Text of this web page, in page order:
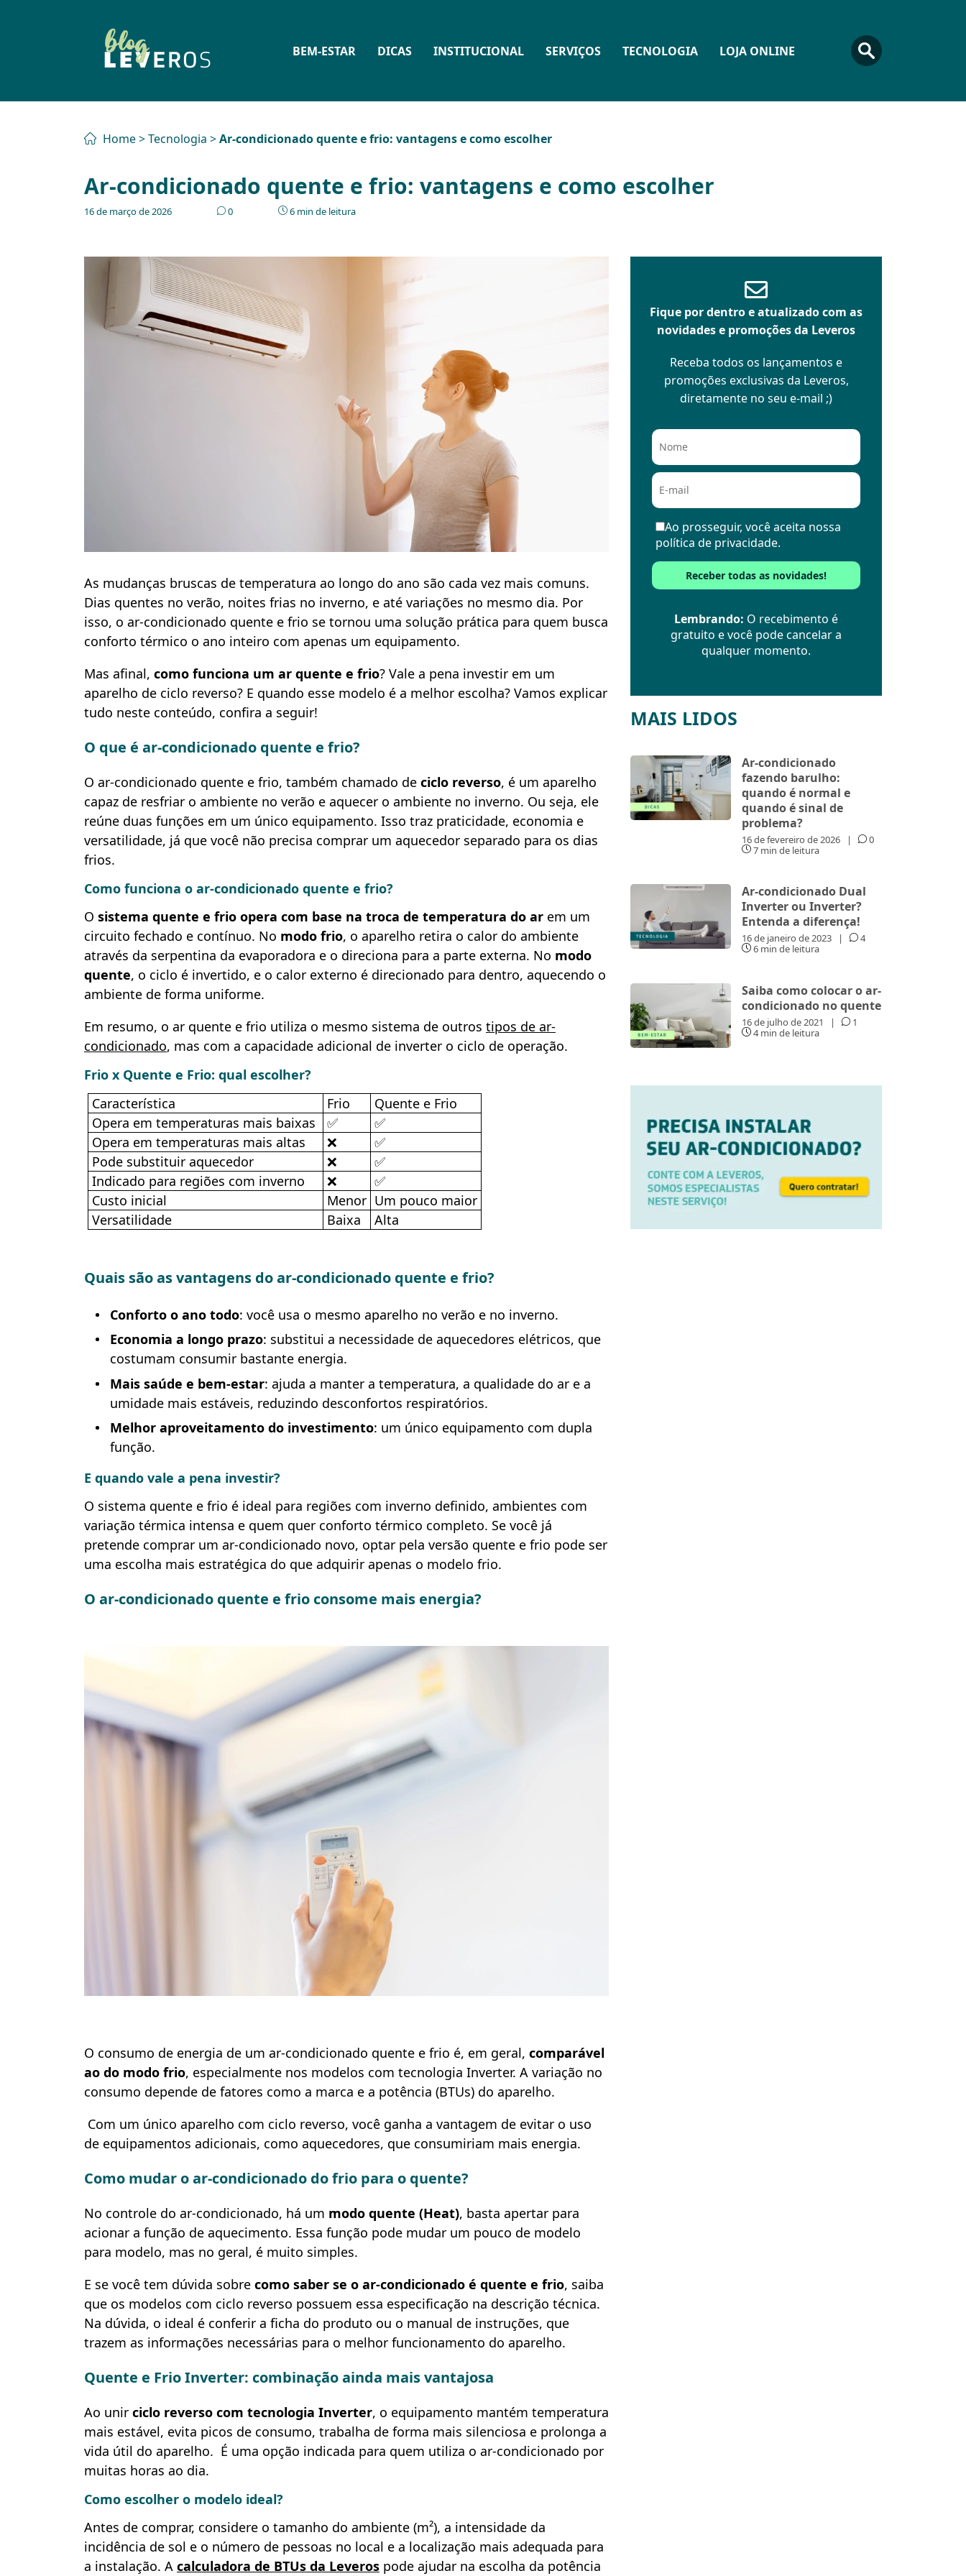
BEM-ESTAR DICAS INSTITUCIONAL SERVIÇOS TECNOLOGIA LOJA ONLINE
Home>Tecnologia >Ar-condicionado quente e frio: vantagens e como escolher
Ar-condicionado quente e frio: vantagens e como escolher
16 de março de 2026 0 6 min de leitura
As mudanças bruscas de temperatura ao longo do ano são cada vez mais comuns.
Dias quentes no verão, noites frias no inverno, e até variações no mesmo dia. Por
isso, o ar-condicionado quente e frio se tornou uma solução prática para quem busca
conforto térmico o ano inteiro com apenas um equipamento.
Mas afinal, como funciona um ar quente e frio? Vale a pena investir em um
aparelho de ciclo reverso? E quando esse modelo é a melhor escolha? Vamos explicar
tudo neste conteúdo, confira a seguir!
O que é ar-condicionado quente e frio?
O ar-condicionado quente e frio, também chamado de ciclo reverso, é um aparelho
capaz de resfriar o ambiente no verão e aquecer o ambiente no inverno. Ou seja, ele
reúne duas funções em um único equipamento. Isso traz praticidade, economia e
versatilidade, já que você não precisa comprar um aquecedor separado para os dias
frios.
Como funciona o ar-condicionado quente e frio?
O sistema quente e frio opera com base na troca de temperatura do ar em um
circuito fechado e contínuo. No modo frio, o aparelho retira o calor do ambiente
através da serpentina da evaporadora e o direciona para a parte externa. No modo
quente, o ciclo é invertido, e o calor externo é direcionado para dentro, aquecendo o
ambiente de forma uniforme.
Em resumo, o ar quente e frio utiliza o mesmo sistema de outros tipos de ar-
condicionado, mas com a capacidade adicional de inverter o ciclo de operação.
Frio x Quente e Frio: qual escolher?
Característica
Frio
Quente e Frio
Opera em temperaturas mais baixas
✅
✅
Opera em temperaturas mais altas
❌
✅
Pode substituir aquecedor
❌
✅
Indicado para regiões com inverno
❌
✅
Custo inicial
Menor Um pouco maior
Versatilidade
Baixa Alta
Quais são as vantagens do ar-condicionado quente e frio?
Conforto o ano todo: você usa o mesmo aparelho no verão e no inverno.
Economia a longo prazo: substitui a necessidade de aquecedores elétricos, que
costumam consumir bastante energia.
Mais saúde e bem-estar: ajuda a manter a temperatura, a qualidade do ar e a
umidade mais estáveis, reduzindo desconfortos respiratórios.
Melhor aproveitamento do investimento: um único equipamento com dupla
função.
E quando vale a pena investir?
O sistema quente e frio é ideal para regiões com inverno definido, ambientes com
variação térmica intensa e quem quer conforto térmico completo. Se você já
pretende comprar um ar-condicionado novo, optar pela versão quente e frio pode ser
uma escolha mais estratégica do que adquirir apenas o modelo frio.
O ar-condicionado quente e frio consome mais energia?
O consumo de energia de um ar-condicionado quente e frio é, em geral, comparável
ao do modo frio, especialmente nos modelos com tecnologia Inverter. A variação no
consumo depende de fatores como a marca e a potência (BTUs) do aparelho.
Com um único aparelho com ciclo reverso, você ganha a vantagem de evitar o uso
de equipamentos adicionais, como aquecedores, que consumiriam mais energia.
Como mudar o ar-condicionado do frio para o quente?
No controle do ar-condicionado, há um modo quente (Heat), basta apertar para
acionar a função de aquecimento. Essa função pode mudar um pouco de modelo
para modelo, mas no geral, é muito simples.
E se você tem dúvida sobre como saber se o ar-condicionado é quente e frio, saiba
que os modelos com ciclo reverso possuem essa especificação na descrição técnica.
Na dúvida, o ideal é conferir a ficha do produto ou o manual de instruções, que
trazem as informações necessárias para o melhor funcionamento do aparelho.
Quente e Frio Inverter: combinação ainda mais vantajosa
Ao unir ciclo reverso com tecnologia Inverter, o equipamento mantém temperatura
mais estável, evita picos de consumo, trabalha de forma mais silenciosa e prolonga a
vida útil do aparelho. É uma opção indicada para quem utiliza o ar-condicionado por
muitas horas ao dia.
Como escolher o modelo ideal?
Antes de comprar, considere o tamanho do ambiente (m²), a intensidade da
incidência de sol e o número de pessoas no local e a localização mais adequada para
a instalação. A calculadora de BTUs da Leveros pode ajudar na escolha da potência
Fique por dentro e atualizado com as
novidades e promoções da Leveros
Receba todos os lançamentos e
promoções exclusivas da Leveros,
diretamente no seu e-mail ;)
Ao prosseguir, você aceita nossa
política de privacidade.
Lembrando: O recebimento é
gratuito e você pode cancelar a
qualquer momento.
MAIS LIDOS
Ar-condicionado
fazendo barulho:
quando é normal e
quando é sinal de
problema?
16 de fevereiro de 2026 |
0
7 min de leitura
Ar-condicionado Dual
Inverter ou Inverter?
Entenda a diferença!
16 de janeiro de 2023 |
4
6 min de leitura
Saiba como colocar o ar-
condicionado no quente
16 de julho de 2021 |
1
4 min de leitura